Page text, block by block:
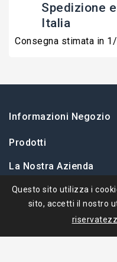
Spedizione
Italia
Consegna stimata in
Informazioni Negozio
Prodotti
La Nostra Azienda
Il Tuo Account
Questo sito utilizza i
sito, accetti il ​​nostro